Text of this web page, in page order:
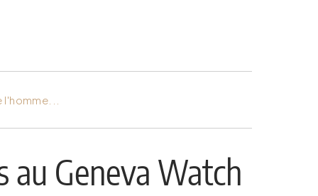
au Geneva Watch